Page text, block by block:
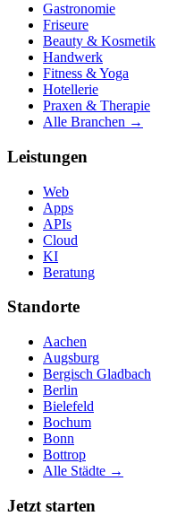
Gastronomie
Friseure
Beauty & Kosmetik
Handwerk
Fitness & Yoga
Hotellerie
Praxen & Therapie
Alle Branchen →
Leistungen
Web
Apps
APIs
Cloud
KI
Beratung
Standorte
Aachen
Augsburg
Bergisch Gladbach
Berlin
Bielefeld
Bochum
Bonn
Bottrop
Alle Städte →
Jetzt starten